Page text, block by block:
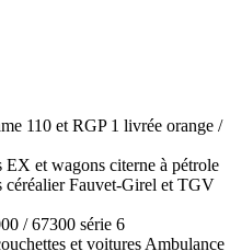
110 et RGP 1 livrée orange /
EX et wagons citerne à pétrole
céréalier Fauvet-Girel et TGV
/ 67300 série 6
et voitures Ambulance